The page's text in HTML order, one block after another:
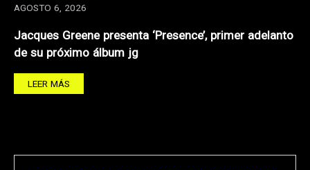
AGOSTO 6, 2026
Jacques Greene presenta ‘Presence’, primer adelanto
de su próximo álbum jg
LEER MÁS